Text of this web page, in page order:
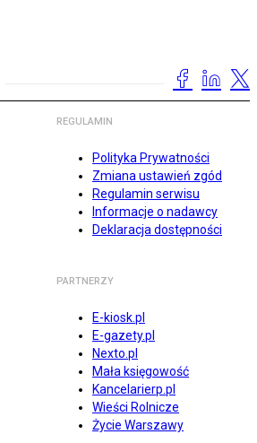
REGULAMIN
Polityka Prywatności
Zmiana ustawień zgód
Regulamin serwisu
Informacje o nadawcy
Deklaracja dostępności
PARTNERZY
E-kiosk.pl
E-gazety.pl
Nexto.pl
Mała księgowość
Kancelarierp.pl
Wieści Rolnicze
Życie Warszawy